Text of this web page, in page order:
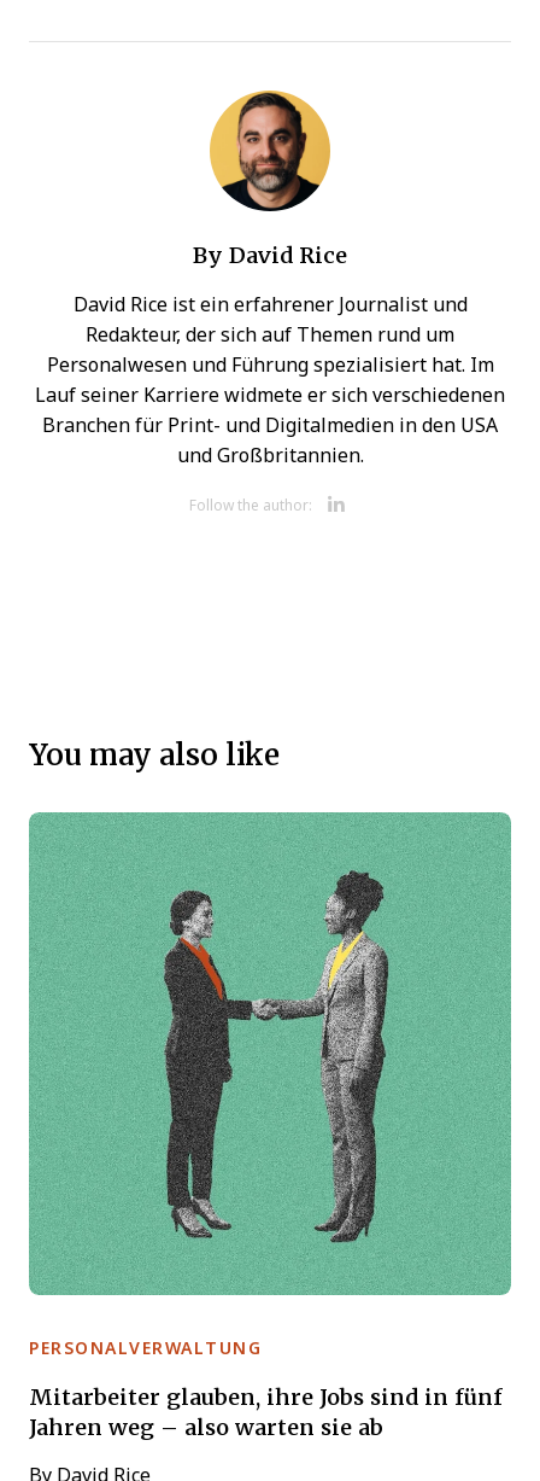
By David Rice
David Rice ist ein erfahrener Journalist und
Redakteur, der sich auf Themen rund um
Personalwesen und Führung spezialisiert hat. Im
Lauf seiner Karriere widmete er sich verschiedenen
Branchen für Print- und Digitalmedien in den USA
und Großbritannien.
Follow the author:
You may also like
PERSONALVERWALTUNG
Mitarbeiter glauben, ihre Jobs sind in fünf
Jahren weg – also warten sie ab
By David Rice